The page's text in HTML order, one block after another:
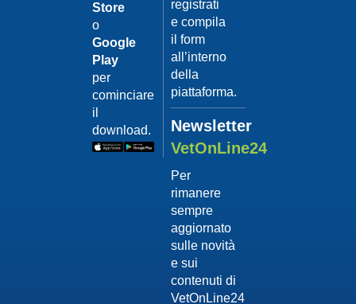
Store
o
Google
Play
per
cominciare
il
download.
registrati
e compila
il form
all’interno
della
piattaforma.
Newsletter
VetOnLine24
Per
rimanere
sempre
aggiornato
sulle novità
e sui
contenuti di
VetOnLine24